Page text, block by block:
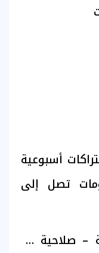
أسبوعية
تصل إلى
الاشتراك الأسبوعي (14 رحلة – صلاحية 14